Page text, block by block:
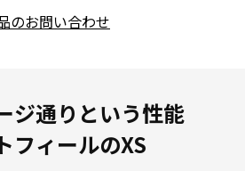
のお問い合わせ
ジ通りという性能
フィールのXS